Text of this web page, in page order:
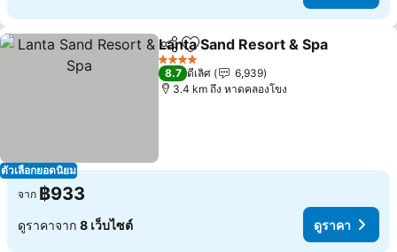
ตัวเลือกยอดนิยม
แชร์ เพิ่มในรายการโปรด
Lanta Sand Resort & Spa
4 ดาว
8.7 ดีเลิศ
6,939
3.4 km ถึง หาดคลองโขง
จาก ฿933
ดูราคาจาก 8 เว็บไซต์ ดูราคา